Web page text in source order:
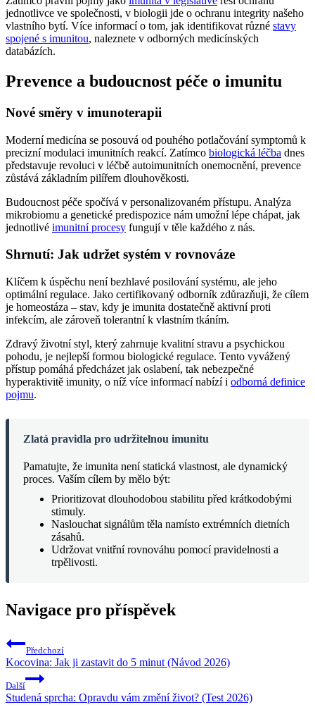
jednotlivce ve společnosti, v biologii jde o ochranu integrity našeho
vlastního bytí. Více informací o tom, jak identifikovat různé stavy
spojené s imunitou, naleznete v odborných medicínských
databázích.
Prevence a budoucnost péče o imunitu
Nové směry v imunoterapii
Moderní medicína se posouvá od pouhého potlačování symptomů k
precizní modulaci imunitních reakcí. Zatímco biologická léčba dnes
představuje revoluci v léčbě autoimunitních onemocnění, prevence
zůstává základním pilířem dlouhověkosti.
Budoucnost péče spočívá v personalizovaném přístupu. Analýza
mikrobiomu a genetické predispozice nám umožní lépe chápat, jak
jednotlivé imunitní procesy fungují v těle každého z nás.
Shrnutí: Jak udržet systém v rovnováze
Klíčem k úspěchu není bezhlavé posilování systému, ale jeho
optimální regulace. Jako certifikovaný odborník zdůrazňuji, že cílem
je homeostáza – stav, kdy je imunita dostatečně aktivní proti
infekcím, ale zároveň tolerantní k vlastním tkáním.
Zdravý životní styl, který zahrnuje kvalitní stravu a psychickou
pohodu, je nejlepší formou biologické regulace. Tento vyvážený
přístup pomáhá předcházet jak oslabení, tak nebezpečné
hyperaktivitě imunity, o níž více informací nabízí i odborná definice
pojmu.
Zlatá pravidla pro udržitelnou imunitu
Pamatujte, že imunita není statická vlastnost, ale dynamický
proces. Vaším cílem by mělo být:
Prioritizovat dlouhodobou stabilitu před krátkodobými
stimuly.
Naslouchat signálům těla namísto extrémních dietních
zásahů.
Udržovat vnitřní rovnováhu pomocí pravidelnosti a
trpělivosti.
Navigace pro příspěvek
Předchozí
Kocovina: Jak ji zastavit do 5 minut (Návod 2026)
Další
Studená sprcha: Opravdu vám změní život? (Test 2026)